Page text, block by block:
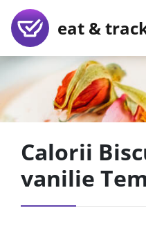
eat &
Calorii
vanilie